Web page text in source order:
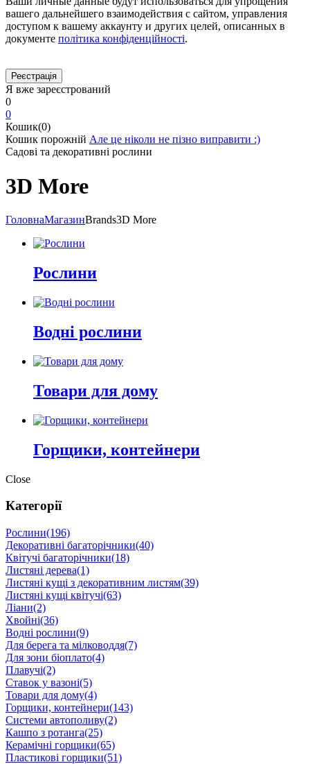
вашего дальнейшего взаимодействия с сайтом, управления
доступом к вашему аккаунту и других целей, описанных в
документе політика конфіденційності.
Я вже зареєстрований
0
0
Кошик(0)
Кошик порожній Але це ніколи не пізно виправити :)
Садові та декоративні рослини
3D More
ГоловнаМагазинBrands3D More
Рослини
Водні рослини
Товари для дому
Горщики, контейнери
Close
Категорії
Рослини(196)
Декоративні багаторічники(40)
Квітучі багаторічники(18)
Листяні дерева(1)
Листяні кущі з декоративним листям(39)
Листяні кущі квітучі(63)
Ліани(2)
Хвойні(36)
Водні рослини(9)
Для берега та мілководдя(7)
Для зони біоплато(4)
Плавучі(2)
Ставок у вазоні(5)
Товари для дому(4)
Горщики, контейнери(143)
Системи автополиву(2)
Кашпо з ротанга(25)
Керамічні горщики(65)
Пластикові горщики(51)